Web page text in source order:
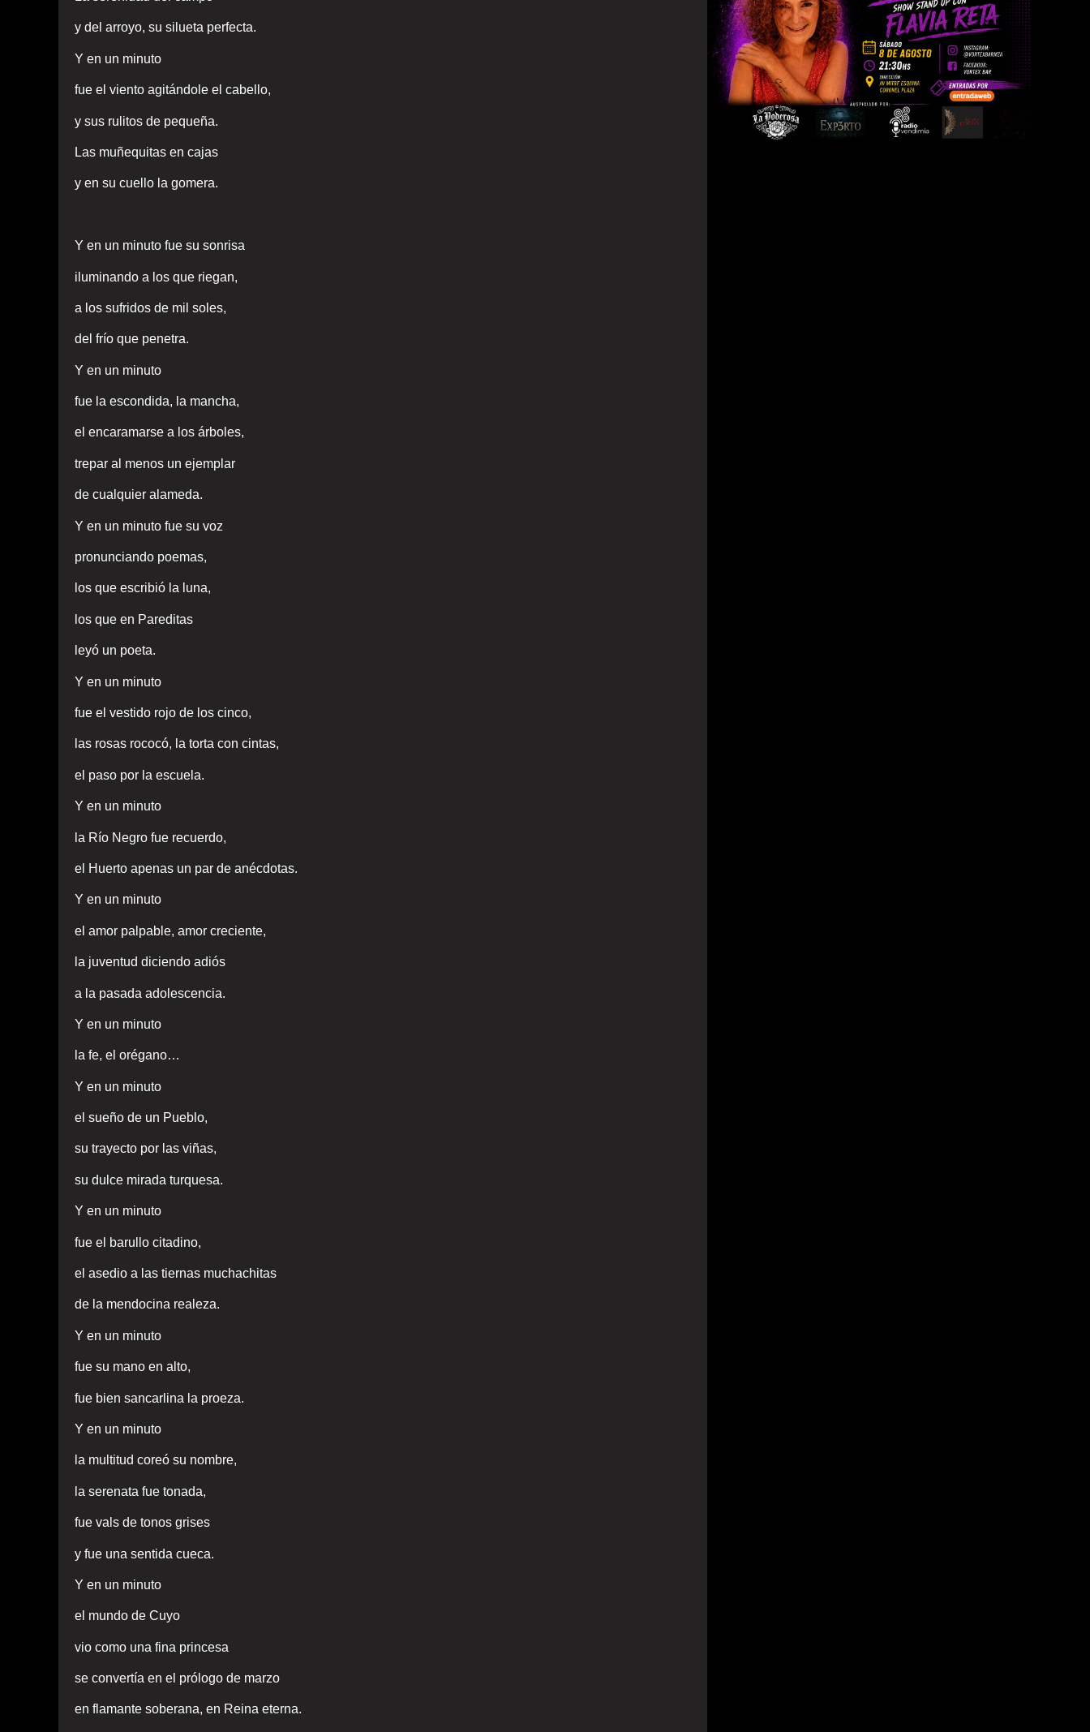
y del arroyo, su silueta perfecta.
Y en un minuto
fue el viento agitándole el cabello,
y sus rulitos de pequeña.
Las muñequitas en cajas
y en su cuello la gomera.
Y en un minuto fue su sonrisa
iluminando a los que riegan,
a los sufridos de mil soles,
del frío que penetra.
Y en un minuto
fue la escondida, la mancha,
el encaramarse a los árboles,
trepar al menos un ejemplar
de cualquier alameda.
Y en un minuto fue su voz
pronunciando poemas,
los que escribió la luna,
los que en Pareditas
leyó un poeta.
Y en un minuto
fue el vestido rojo de los cinco,
las rosas rococó, la torta con cintas,
el paso por la escuela.
Y en un minuto
la Río Negro fue recuerdo,
el Huerto apenas un par de anécdotas.
Y en un minuto
el amor palpable, amor creciente,
la juventud diciendo adiós
a la pasada adolescencia.
Y en un minuto
la fe, el orégano…
Y en un minuto
el sueño de un Pueblo,
su trayecto por las viñas,
su dulce mirada turquesa.
Y en un minuto
fue el barullo citadino,
el asedio a las tiernas muchachitas
de la mendocina realeza.
Y en un minuto
fue su mano en alto,
fue bien sancarlina la proeza.
Y en un minuto
la multitud coreó su nombre,
la serenata fue tonada,
fue vals de tonos grises
y fue una sentida cueca.
Y en un minuto
el mundo de Cuyo
vio como una fina princesa
se convertía en el prólogo de marzo
en flamante soberana, en Reina eterna.